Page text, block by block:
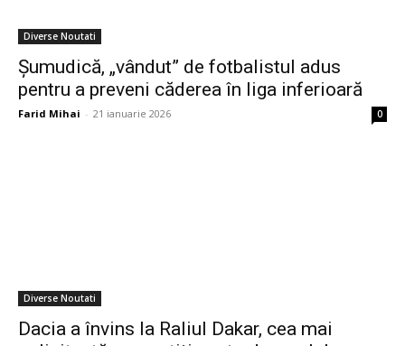
Diverse Noutati
Șumudică, „vândut” de fotbalistul adus
pentru a preveni căderea în liga inferioară
Farid Mihai - 21 ianuarie 2026 0
Diverse Noutati
Dacia a învins la Raliul Dakar, cea mai